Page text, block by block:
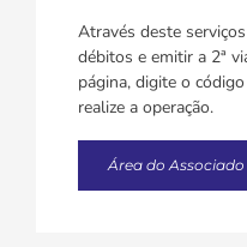
Através deste
débitos e emitir a 2ª
página, digite o
realize a operação.
Área do Associado